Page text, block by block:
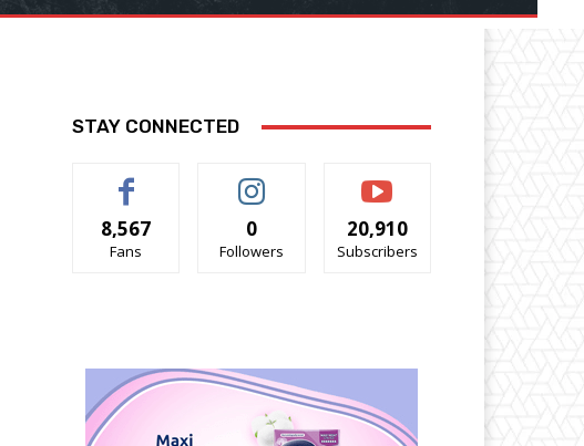
STAY CONNECTED
8,567
Fans
0
Followers
20,910
Subscribers